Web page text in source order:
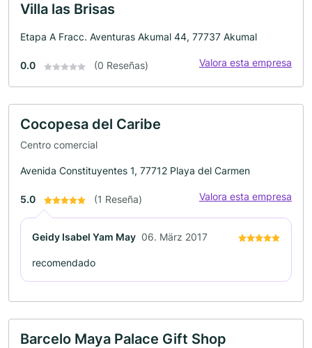
Villa las Brisas
Etapa A Fracc. Aventuras Akumal 44, 77737 Akumal
0.0 (0 Reseñas) Valora esta empresa
Cocopesa del Caribe
Centro comercial
Avenida Constituyentes 1, 77712 Playa del Carmen
5.0 (1 Reseña) Valora esta empresa
Geidy Isabel Yam May 06. März 2017
recomendado
Barcelo Maya Palace Gift Shop